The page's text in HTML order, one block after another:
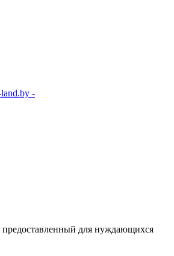
-
предоставленный для нуждающихся